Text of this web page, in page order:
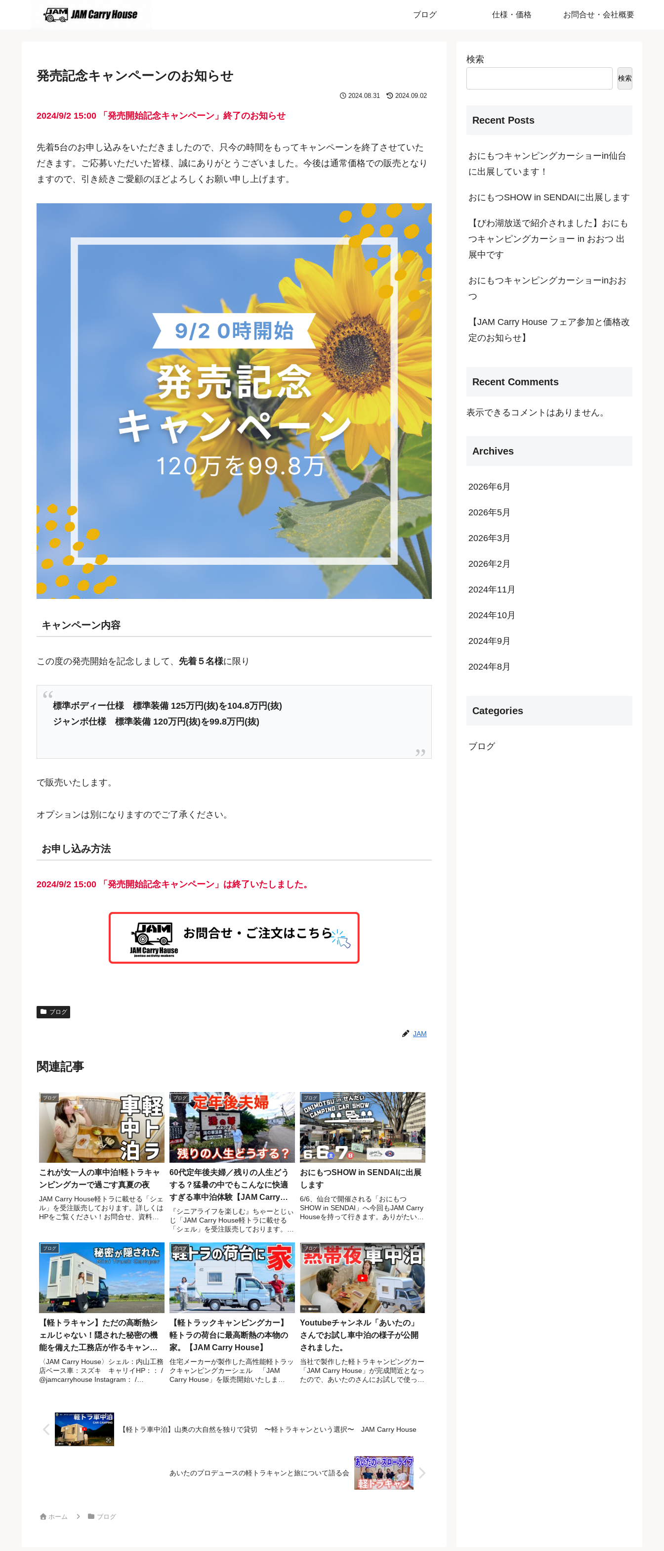
ブログ 仕様・価格 お問合せ・会社概要
発売記念キャンペーンのお知らせ
2024.08.31 2024.09.02
2024/9/2 15:00 「 発売開始記念キャンペーン」終了のお知らせ
先着5台のお申し込みをいただきましたので、只今の時間をもってキャンペーンを終了させていた
だきます。ご応募いただいた皆様、誠にありがとうございました。今後は通常価格での販売となり
ますので、引き続きご愛顧のほどよろしくお願い申し上げます。
キャンペーン内容
この度の発売開始を記念しまして、 先着５名様に限り
標準ボディー仕様 標準装備 125万円(抜)を104.8万円(抜)
ジャンボ仕様 標準装備 120万円(抜)を99.8万円(抜)
で販売いたします。
オプションは別になりますのでご了承ください。
お申し込み方法
2024/9/2 15:00 「発売開始記念キャンペーン」は終了いたしました。
ブログ
JAM
関連記事
ブログ
これが女一人の車中泊!軽トラキャ
ンピングカーで過ごす真夏の夜
JAM Carry House​軽トラに載せる「シェ
ル」を受注販売しております。詳しくは
HPをご覧ください！お問合せ、資料請
ください！メッセージをお待ちしていま
す。​新...
ブログ
60代定年後夫婦／残りの人生どう
する？猛暑の中でもこんなに快適
すぎる車中泊体験【JAM Carry
House】
『シニアライフを楽しむ』ちゃーとじぃ
じ「JAM Carry House軽トラに載せる
「シェル」を受注販売しております。詳
資料請求は以下のリンクから公式アカウ
ントを友だち追加してトークルームへ送
信してくださ...
ブログ
おにもつSHOW in SENDAIに出展
します
6/6、仙台で開催される「おにもつ
SHOW in SENDAI」へ今回もJAM Carry
Houseを持って行きます。ありがたいこ
発見があります。工務店なのに、なぜ
か...
ブログ
【軽トラキャン】ただの高断熱シ
ェルじゃない！隠された秘密の機
能を備えた工務店が作るキャンピ
ングシェル【トラ泊050】
〈JAM Carry House〉シェル：内山工務
店ベース車：スズキ キャリイHP：： /
@jamcarryhouse Instagram： /
ブログ
【軽トラックキャンピングカー】
軽トラの荷台に最高断熱の本物の
家。【JAM Carry House】
住宅メーカーが製作した高性能軽トラッ
クキャンピングカーシェル 「JAM
Carry House」を販売開始いたしま
ブログ
Youtubeチャンネル「あいたの」
さんでお試し車中泊の様子が公開
されました。
当社で製作した軽トラキャンピングカー
「JAM Carry House」が完成間近となっ
たので、あいたのさんにお試しで使って
【軽トラ車中泊】山奥の大自然を独りで貸切 〜軽トラキャンという選択〜 JAM Carry House
あいたのプロデュースの軽トラキャンと旅について語る会
ホーム ブログ
検索
検索
Recent Posts
おにもつキャンピングカーショーin仙台
に出展しています！
おにもつSHOW in SENDAIに出展します
【びわ湖放送で紹介されました】おにも
つキャンピングカーショー in おおつ 出
展中です
おにもつキャンピングカーショーinおお
つ
【JAM Carry House フェア参加と価格改
定のお知らせ】
Recent Comments
表示できるコメントはありません。
Archives
2026年6月
2026年5月
2026年3月
2026年2月
2024年11月
2024年10月
2024年9月
2024年8月
Categories
ブログ